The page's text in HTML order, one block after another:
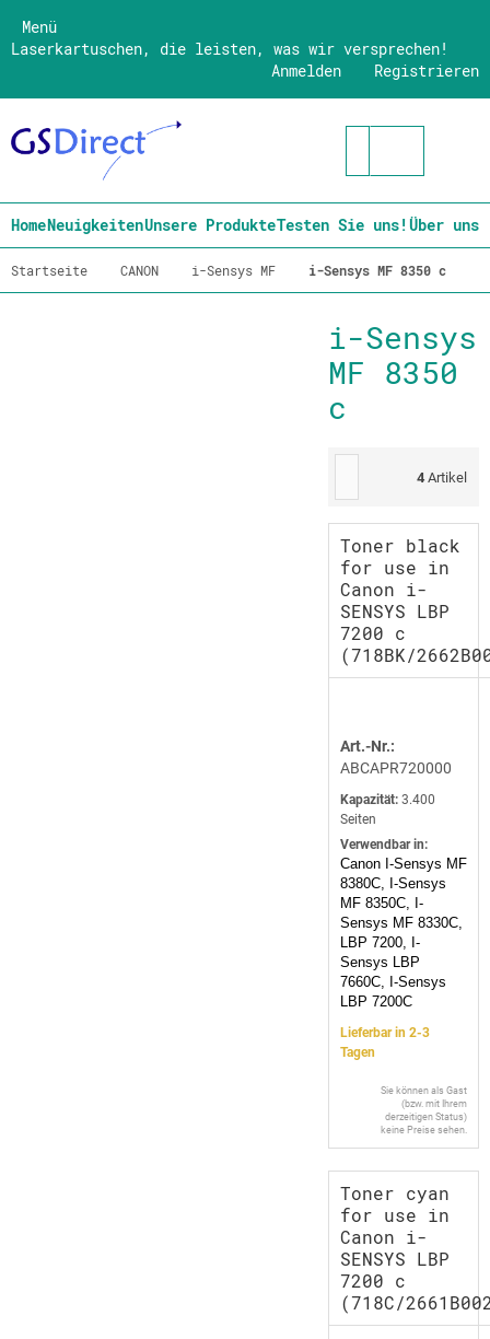
Menü
Laserkartuschen, die leisten, was wir versprechen!
Registrieren
Anmelden
HomeNeuigkeitenUnsere ProdukteTesten Sie uns!Über uns
Startseite CANON i-Sensys MF i-Sensys MF 8350 c
i-Sensys
MF 8350
c
4 Artikel
Toner black
for use in
Canon i-
SENSYS LBP
7200 c
(718BK/
Art.-Nr.:
ABCAPR720000
Kapazität: 3.400
Seiten
Verwendbar in:
Canon I-Sensys MF
8380C, I-Sensys
MF 8350C, I-
Sensys MF 8330C,
LBP 7200, I-
Sensys LBP
7660C, I-Sensys
LBP 7200C
Lieferbar in 2-3
Tagen
Sie können als Gast
(bzw. mit Ihrem
derzeitigen Status)
keine Preise sehen.
Toner cyan
for use in
Canon i-
SENSYS LBP
7200 c
(718C/